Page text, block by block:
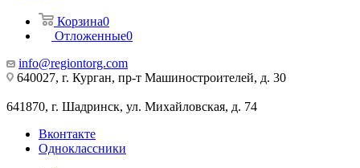
Корзина0
Отложенные0
info@regiontorg.com
640027, г. Курган, пр-т Машиностроителей, д. 30
641870, г. Шадринск, ул. Михайловская, д. 74
Вконтакте
Одноклассники